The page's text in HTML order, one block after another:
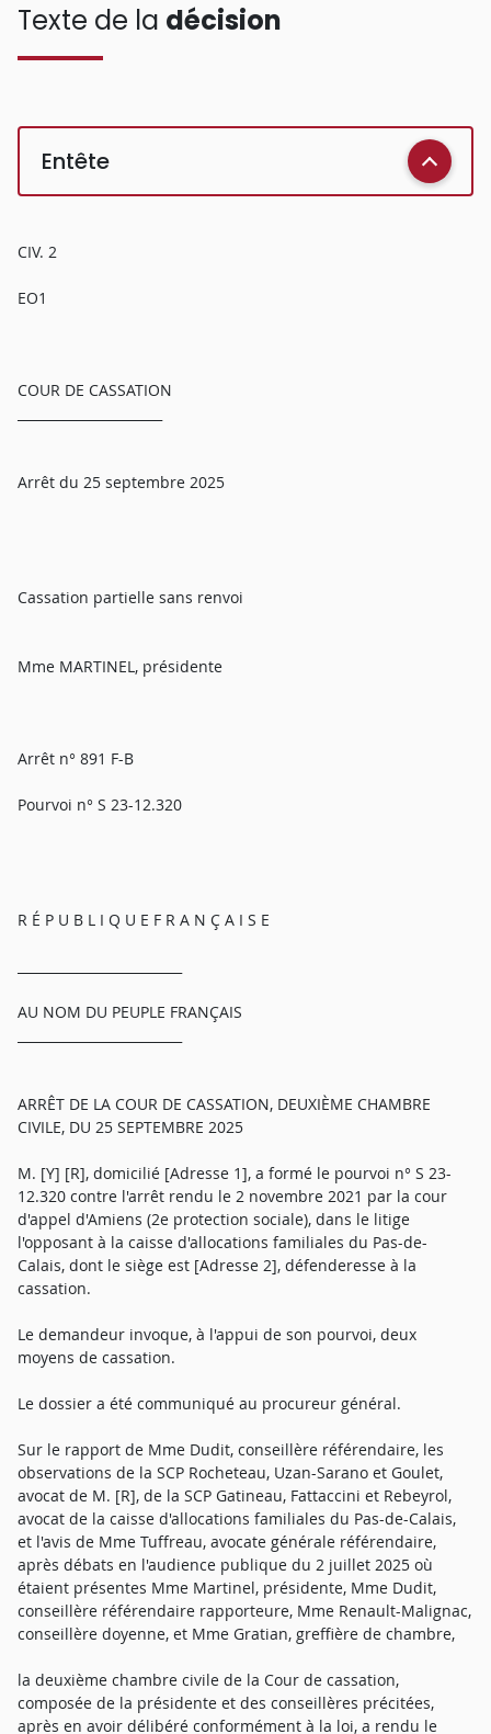
Texte de la décision
Entête
CIV. 2
EO1
COUR DE CASSATION
Arrêt du 25 septembre 2025
Cassation partielle sans renvoi
Mme MARTINEL, présidente
Arrêt n° 891 F-B
Pourvoi n° S 23-12.320
R É P U B L I Q U E F R A N Ç A I S E
AU NOM DU PEUPLE FRANÇAIS
ARRÊT DE LA COUR DE CASSATION, DEUXIÈME CHAMBRE
CIVILE, DU 25 SEPTEMBRE 2025
M. [Y] [R], domicilié [Adresse 1], a formé le pourvoi n° S 23-
12.320 contre l'arrêt rendu le 2 novembre 2021 par la cour
d'appel d'Amiens (2e protection sociale), dans le litige
l'opposant à la caisse d'allocations familiales du Pas-de-
Calais, dont le siège est [Adresse 2], défenderesse à la
cassation.
Le demandeur invoque, à l'appui de son pourvoi, deux
moyens de cassation.
Le dossier a été communiqué au procureur général.
Sur le rapport de Mme Dudit, conseillère référendaire, les
observations de la SCP Rocheteau, Uzan-Sarano et Goulet,
avocat de M. [R], de la SCP Gatineau, Fattaccini et Rebeyrol,
avocat de la caisse d'allocations familiales du Pas-de-Calais,
et l'avis de Mme Tuffreau, avocate générale référendaire,
après débats en l'audience publique du 2 juillet 2025 où
étaient présentes Mme Martinel, présidente, Mme Dudit,
conseillère référendaire rapporteure, Mme Renault-Malignac,
conseillère doyenne, et Mme Gratian, greffière de chambre,
la deuxième chambre civile de la Cour de cassation,
composée de la présidente et des conseillères précitées,
après en avoir délibéré conformément à la loi, a rendu le